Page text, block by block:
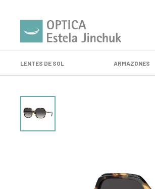
LENTES DE SOL ARMAZONES